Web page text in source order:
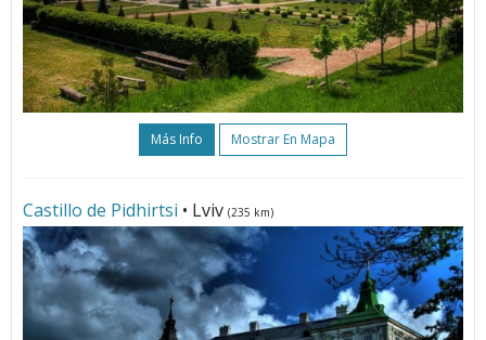
Más Info Mostrar En Mapa
Castillo de Pidhirtsi • Lviv (235 km)